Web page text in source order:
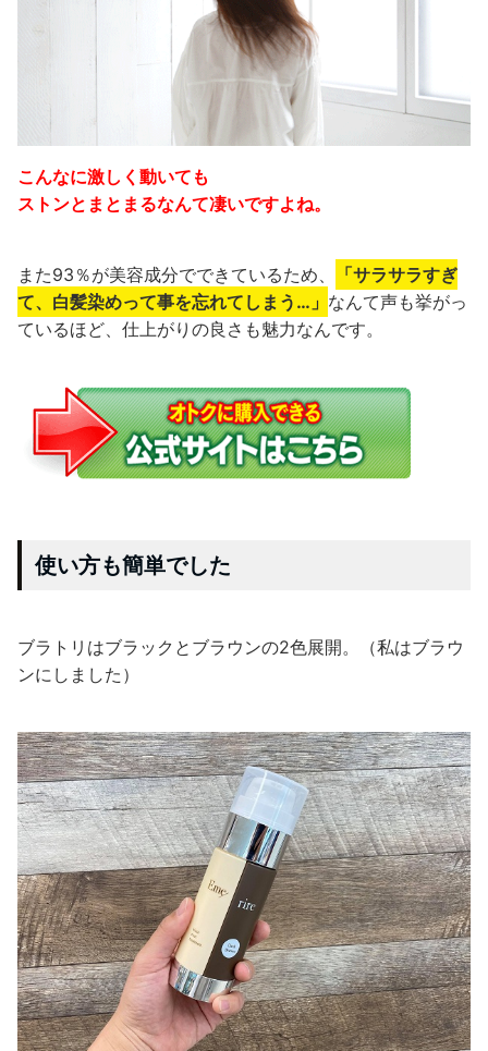
こんなに激しく動いても
ストンとまとまるなんて凄いですよね。
また93％が美容成分でできているため、
「サラサラすぎ
て、白髪染めって事を忘れてしまう…」 なんて声も挙がっ
ているほど、仕上がりの良さも魅力なんです。
使い方も簡単でした
ブラトリはブラックとブラウンの2色展開。（私はブラウ
ンにしました）